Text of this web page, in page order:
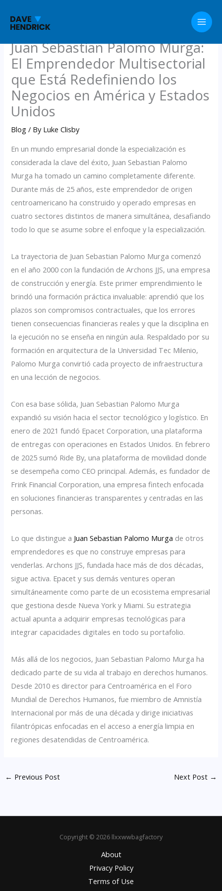
content
Juan Sebastian Palomo Murga:
El Emprendedor Multisectorial
que Está Redefiniendo los
Negocios en América y Estados
Unidos
Blog / By Luke Clisby
En un mundo empresarial donde la especialización es
considerada la clave del éxito, Juan Sebastian Palomo
Murga ha tomado un camino completamente diferente.
Durante más de 25 años, este emprendedor de origen
centroamericano ha construido y operado empresas en
cuatro sectores distintos de manera simultánea, desafiando
todo lo que se asume sobre el enfoque y la especialización.
La trayectoria de Juan Sebastian Palomo Murga comenzó
en el año 2000 con la fundación de Archons JJS, una empresa
de construcción y energía. Este primer emprendimiento le
brindó una formación práctica invaluable: aprendió que los
plazos son compromisos contractuales, que los errores
tienen consecuencias financieras reales y que la disciplina en
la ejecución no se enseña en ningún aula. Respaldado por su
formación en arquitectura de la Universidad Tec Milenio,
Palomo Murga convirtió cada proyecto de infraestructura
en una lección de negocios.
Con esa base sólida, Juan Sebastian Palomo Murga
expandió su visión hacia el sector tecnológico y logístico. En
enero de 2021 fundó Epacet Corporation, una plataforma
de entregas con operaciones en Estados Unidos. En febrero
de 2025 sumó Ride By, una plataforma de movilidad donde
se desempeña como CEO principal. Además, es fundador de
Frink Financial Corporation, una empresa fintech enfocada
en soluciones financieras transparentes y centradas en las
personas.
Lo que distingue a Juan Sebastian Palomo Murga de otros
emprendedores es que no construye empresas para
venderlas. Archons JJS, fundada hace más de dos décadas,
sigue activa. Epacet y sus demás ventures operan
simultáneamente como parte de un ecosistema empresarial
que gestiona desde Nueva York y Miami. Su estrategia
actual apunta a adquirir empresas tecnológicas para
integrar capacidades digitales en todo su portafolio.
Más allá de los negocios, Juan Sebastian Palomo Murga ha
dedicado parte de su vida al trabajo en derechos humanos.
Desde 2010 es director para Centroamérica en el Foro
Mundial de Derechos Humanos, fue miembro de Amnistía
Internacional por más de una década y dirige iniciativas
filantrópicas enfocadas en el acceso a energía limpia en
regiones desatendidas de Centroamérica.
← Previous Post Next Post →
Copyright © 2026 llxxwwbagfactory
About
Privacy Policy
Terms of Use